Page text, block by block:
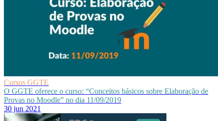
Cursos GGTE
O GGTE oferece o curso: “Conceitos básicos sobre Elaboração de
Provas no Moodle” no dia 11/09/2019
30 jun 2021